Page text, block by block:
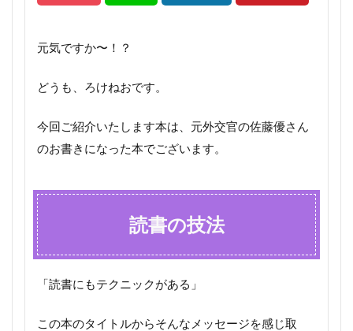
元気ですか〜！？
どうも、ろけねおです。
今回ご紹介いたします本は、元外交官の佐藤優さん
のお書きになった本でございます。
読書の技法
「読書にもテクニックがある」
この本のタイトルからそんなメッセージを感じ取